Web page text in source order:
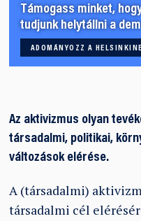
Támogass minket,
tudjunk helytállni a
ADOMÁNYOZZ A
Az aktivizmus olyan
társadalmi, politikai,
változások elérése.
A (társadalmi)
társadalmi cél